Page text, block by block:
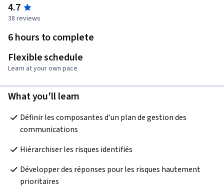
4.7
38 reviews
6 hours to complete
Flexible schedule
Learn at your own pace
What you'll learn
Définir les composantes d'un plan de gestion des
communications
Hiérarchiser les risques identifiés
Développer des réponses pour les risques hautement
prioritaires